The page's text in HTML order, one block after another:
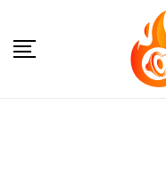
content